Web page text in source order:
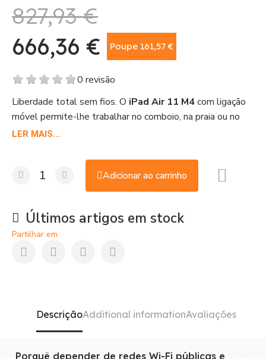
827,93 €
666,36 €
Poupe 161,57 €
0 revisão
Liberdade total sem fios. O iPad Air 11 M4com ligação
móvel permite-lhe trabalhar no comboio, na praia ou no
seu café favorito.
LER MAIS...
Adicionar ao carrinho
Últimos artigos em stock
Partilhar em
DescriçãoAdditional informationAvaliações
Porquê depender de redes Wi-Fi públicas e